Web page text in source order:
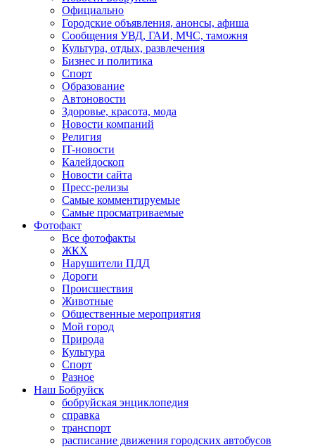
Официально
Городские объявления, анонсы, афиша
Сообщения УВД, ГАИ, МЧС, таможня
Культура, отдых, развлечения
Бизнес и политика
Спорт
Образование
Автоновости
Здоровье, красота, мода
Новости компаний
Религия
IT-новости
Калейдоскоп
Новости сайта
Пресс-релизы
Самые комментируемые
Самые просматриваемые
Фотофакт
Все фотофакты
ЖКХ
Нарушители ПДД
Дороги
Происшествия
Животные
Общественные мероприятия
Мой город
Природа
Культура
Спорт
Разное
Наш Бобруйск
бобруйская энциклопедия
справка
транспорт
расписание движения городских автобусов